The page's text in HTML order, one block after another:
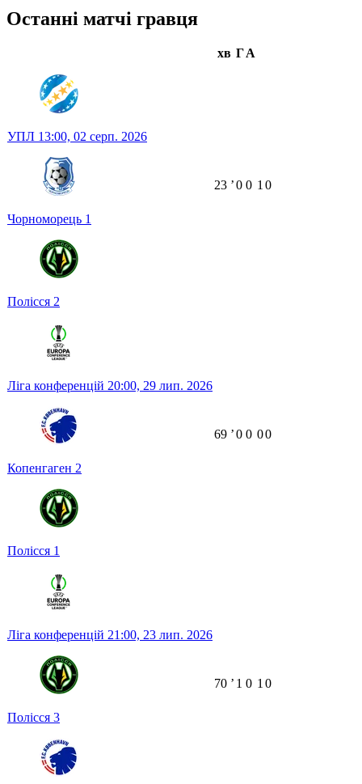
Останні матчі гравця
хв ГА
УПЛ 13:00, 02 серп. 2026
Чорноморець 1
Полісся 2
23 ʼ0 0 1 0
Ліга конференцій 20:00, 29 лип. 2026
Копенгаген 2
Полісся 1
69 ʼ0 0 00
Ліга конференцій 21:00, 23 лип. 2026
Полісся 3
70 ʼ 1 0 1 0